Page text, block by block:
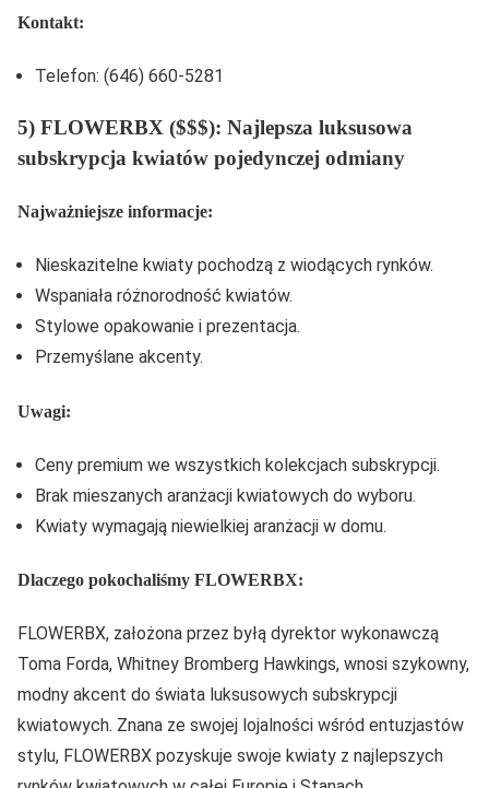
Kontakt:
Telefon: (646) 660-5281
5) FLOWERBX ($$$): Najlepsza luksusowa
subskrypcja kwiatów pojedynczej odmiany
Najważniejsze informacje:
Nieskazitelne kwiaty pochodzą z wiodących rynków.
Wspaniała różnorodność kwiatów.
Stylowe opakowanie i prezentacja.
Przemyślane akcenty.
Uwagi:
Ceny premium we wszystkich kolekcjach subskrypcji.
Brak mieszanych aranżacji kwiatowych do wyboru.
Kwiaty wymagają niewielkiej aranżacji w domu.
Dlaczego pokochaliśmy FLOWERBX:
FLOWERBX, założona przez byłą dyrektor wykonawczą
Toma Forda, Whitney Bromberg Hawkings, wnosi szykowny,
modny akcent do świata luksusowych subskrypcji
kwiatowych. Znana ze swojej lojalności wśród entuzjastów
stylu, FLOWERBX pozyskuje swoje kwiaty z najlepszych